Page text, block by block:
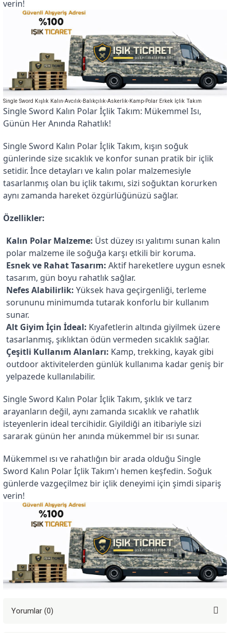
verin!
Single Sword Kışlık Kalın-Avcılık-Balıkçılık-Askerlik-Kamp-Polar Erkek İçlik Takım
Single Sword Kalın Polar İçlik Takım: Mükemmel Isı,
Günün Her Anında Rahatlık!
Single Sword Kalın Polar İçlik Takım, kışın soğuk
günlerinde size sıcaklık ve konfor sunan pratik bir içlik
setidir. İnce detayları ve kalın polar malzemesiyle
tasarlanmış olan bu içlik takımı, sizi soğuktan korurken
aynı zamanda hareket özgürlüğünüzü sağlar.
Özellikler:
Kalın Polar Malzeme: Üst düzey ısı yalıtımı sunan kalın
polar malzeme ile soğuğa karşı etkili bir koruma.
Esnek ve Rahat Tasarım: Aktif hareketlere uygun esnek
tasarım, gün boyu rahatlık sağlar.
Nefes Alabilirlik: Yüksek hava geçirgenliği, terleme
sorununu minimumda tutarak konforlu bir kullanım
sunar.
Alt Giyim İçin İdeal: Kıyafetlerin altında giyilmek üzere
tasarlanmış, şıklıktan ödün vermeden sıcaklık sağlar.
Çeşitli Kullanım Alanları: Kamp, trekking, kayak gibi
outdoor aktivitelerden günlük kullanıma kadar geniş bir
yelpazede kullanılabilir.
Single Sword Kalın Polar İçlik Takım, şıklık ve tarz
arayanların değil, aynı zamanda sıcaklık ve rahatlık
isteyenlerin ideal tercihidir. Giyildiği an itibariyle sizi
sararak günün her anında mükemmel bir ısı sunar.
Mükemmel ısı ve rahatlığın bir arada olduğu Single
Sword Kalın Polar İçlik Takım'ı hemen keşfedin. Soğuk
günlerde vazgeçilmez bir içlik deneyimi için şimdi sipariş
verin!
Yorumlar (0)